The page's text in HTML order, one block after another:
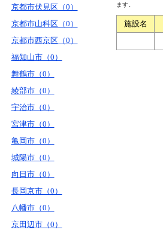
京都市伏見区（0）
京都市山科区（0）
京都市西京区（0）
福知山市（0）
舞鶴市（0）
綾部市（0）
宇治市（0）
宮津市（0）
亀岡市（0）
城陽市（0）
向日市（0）
長岡京市（0）
八幡市（0）
京田辺市（0）
ます。
施設名